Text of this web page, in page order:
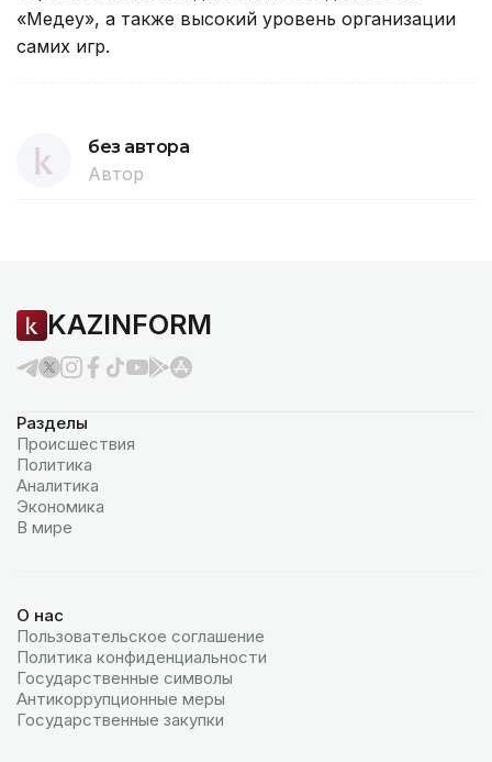
«Медеу», а также высокий уровень организации
самих игр.
без автора
Автор
KAZINFORM
Разделы
Происшествия
Политика
Аналитика
Экономика
В мире
О нас
Пользовательское соглашение
Политика конфиденциальности
Государственные символы
Антикоррупционные меры
Государственные закупки